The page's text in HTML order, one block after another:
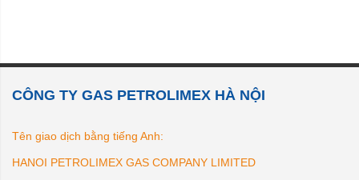
CÔNG TY GAS PETROLIMEX HÀ NỘI
Tên giao dịch bằng tiếng Anh:
HANOI PETROLIMEX GAS COMPANY LIMITED